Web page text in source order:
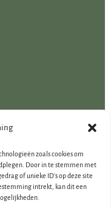
zoals cookies om
Door in te stemmen met
of unieke ID's op deze site
intrekt, kan dit een